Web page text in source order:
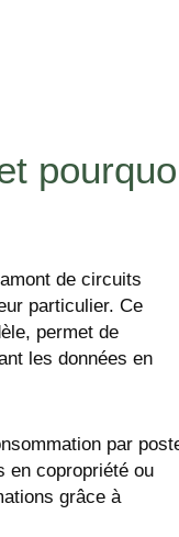
de circuits
particulier. Ce
permet de
les données en
par
en copropriété ou
grâce à